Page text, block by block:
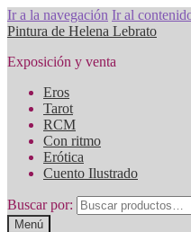
Ir a la navegación Ir al
Pintura de Helena Lebrato
Exposición y venta
Eros
Tarot
RCM
Con ritmo
Erótica
Cuento Ilustrado
Buscar por:
Menú